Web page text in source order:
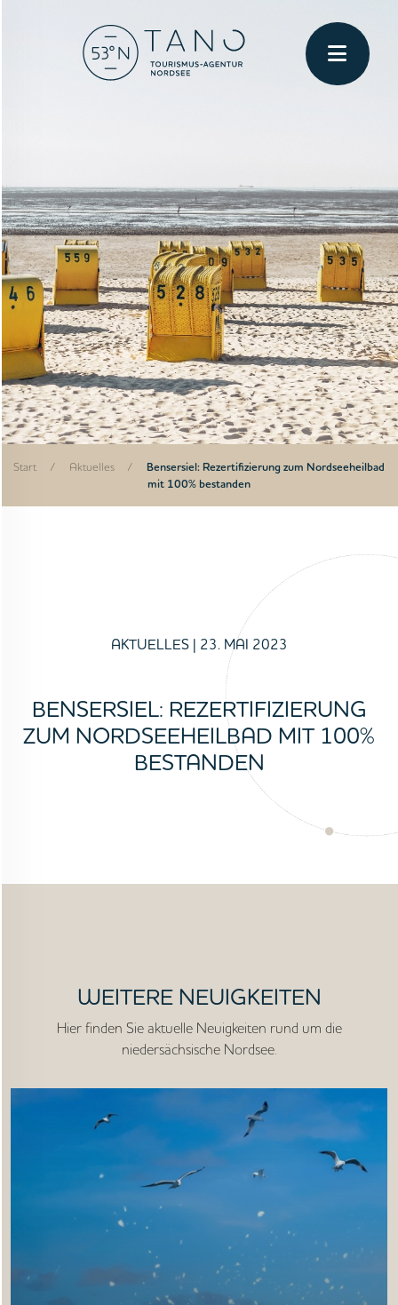
Start / Aktuelles /
Bensersiel: Rezertifizierung zum Nordseeheilbad
mit 100% bestanden
AKTUELLES | 23. MAI 2023
BENSERSIEL: REZERTIFIZIERUNG
ZUM NORDSEEHEILBAD MIT 100%
BESTANDEN
WEITERE NEUIGKEITEN
Hier finden Sie aktuelle Neuigkeiten rund um die
niedersächsische Nordsee.